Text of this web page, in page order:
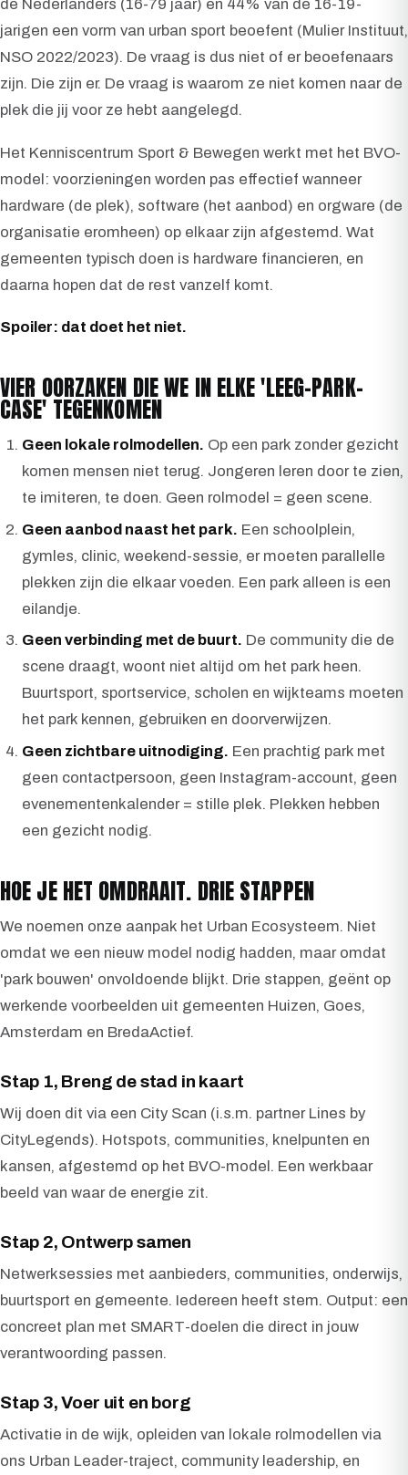
de Nederlanders (16-79 jaar) en 44% van de 16-19-
jarigen een vorm van urban sport beoefent (Mulier Instituut,
NSO 2022/2023). De vraag is dus niet of er beoefenaars
zijn. Die zijn er. De vraag is waarom ze niet komen naar de
plek die jij voor ze hebt aangelegd.
Het Kenniscentrum Sport & Bewegen werkt met het BVO-
model: voorzieningen worden pas effectief wanneer
hardware (de plek), software (het aanbod) en orgware (de
organisatie eromheen) op elkaar zijn afgestemd. Wat
gemeenten typisch doen is hardware financieren, en
daarna hopen dat de rest vanzelf komt.
Spoiler: dat doet het niet.
VIER OORZAKEN DIE WE IN ELKE 'LEEG-PARK-
CASE' TEGENKOMEN
Geen lokale rolmodellen. Op een park zonder gezicht
komen mensen niet terug. Jongeren leren door te zien,
te imiteren, te doen. Geen rolmodel = geen scene.
Geen aanbod naast het park. Een schoolplein,
gymles, clinic, weekend-sessie, er moeten parallelle
plekken zijn die elkaar voeden. Een park alleen is een
eilandje.
Geen verbinding met de buurt. De community die de
scene draagt, woont niet altijd om het park heen.
Buurtsport, sportservice, scholen en wijkteams moeten
het park kennen, gebruiken en doorverwijzen.
Geen zichtbare uitnodiging. Een prachtig park met
geen contactpersoon, geen Instagram-account, geen
evenementenkalender = stille plek. Plekken hebben
een gezicht nodig.
HOE JE HET OMDRAAIT. DRIE STAPPEN
We noemen onze aanpak het Urban Ecosysteem. Niet
omdat we een nieuw model nodig hadden, maar omdat
'park bouwen' onvoldoende blijkt. Drie stappen, geënt op
werkende voorbeelden uit gemeenten Huizen, Goes,
Amsterdam en BredaActief.
Stap 1, Breng de stad in kaart
Wij doen dit via een City Scan (i.s.m. partner Lines by
CityLegends). Hotspots, communities, knelpunten en
kansen, afgestemd op het BVO-model. Een werkbaar
beeld van waar de energie zit.
Stap 2, Ontwerp samen
Netwerksessies met aanbieders, communities, onderwijs,
buurtsport en gemeente. Iedereen heeft stem. Output: een
concreet plan met SMART-doelen die direct in jouw
verantwoording passen.
Stap 3, Voer uit en borg
Activatie in de wijk, opleiden van lokale rolmodellen via
ons Urban Leader-traject, community leadership, en